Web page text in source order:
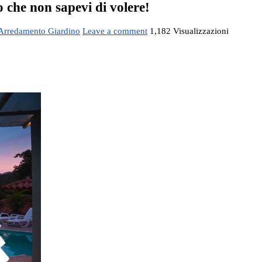
non sapevi di volere!
Giardino Leave a comment 1,182 Visualizzazioni